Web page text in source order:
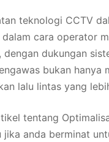
teknologi CCTV
cara operator
, dengan dukungan
bukan hanya
lalu lintas yang
tentang
jika anda berminat